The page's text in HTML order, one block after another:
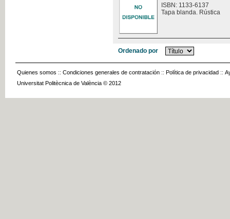
ISBN: 1133-6137
Tapa blanda. Rústica
Ordenado por
Quienes somos :: Condiciones generales de contratación :: Política de privacidad ::
Universitat Politècnica de València © 2012